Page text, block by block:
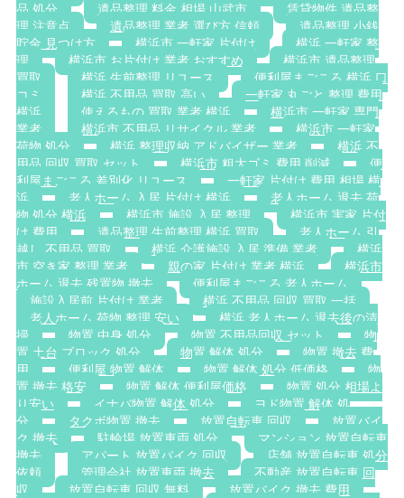
品 処分
遺品整理 料金 相場 山武市
賃貸物件 遺品整
理 注意点
遺品整理 業者 選び方 信頼
遺品整理 小銭
貯金 見つけ方
横浜市 一軒家 片付け
横浜 一軒家 整
理
横浜市 お片付け 業者 おすすめ
横浜市 遺品整理
買取
横浜 生前整理 リユース
便利屋まごころ 横浜 口
コミ
横浜 不用品 買取 高い
一軒家 丸ごと 整理 費用
横浜
使えるもの 買取 業者 横浜
横浜市 一軒家 専門
業者
横浜市 不用品 リサイクル 業者
横浜市 一軒家
荷物 処分
横浜 整理収納 アドバイザー 業者
横浜 不
用品 回収 買取 セット
横浜市 粗大ゴミ 費用 削減
便
利屋まごころ 差別化 リユース
一軒家 片付け 費用 相場 横
浜
老人ホーム 入居 片付け 横浜
老人ホーム 退去 荷
物 処分 横浜
横浜市 施設 入居 整理
横浜市 実家 片付
け 費用
遺品整理 生前整理 横浜 買取
老人ホーム 引
越し 不用品 買取
横浜 介護施設 入居 準備 業者
横浜
市 空き家 整理 業者
親の家 片付け 業者 横浜
横浜市
ホーム 退去 残置物 撤去
便利屋まごころ 老人ホーム
施設入居前 片付け 業者
横浜 不用品 回収 買取 一括
老人ホーム 荷物 整理 安い
横浜 老人ホーム 退去後の清
掃
物置 中身 処分 物置 不用品回収 セット
物
置 土台 ブロック 処分
物置 解体 処分
物置 撤去 費
用
便利屋 物置 解体 物置 解体 処分 低価格
物
置 撤去 格安
物置 解体 便利屋価格
物置 処分 相場よ
り安い
イナバ物置 解体 処分
ヨド物置 解体 処
分
タクボ物置 撤去 放置自転車 回収
放置バイ
ク 撤去
駐輪場 放置車両 処分
マンション 放置自転車
撤去
アパート 放置バイク 回収
店舗 放置自転車 処分
依頼
管理会社 放置車両 撤去
不動産 放置自転車 回
収
放置自転車 回収 無料
放置バイク 撤去 費用